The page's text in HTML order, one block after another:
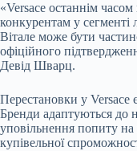
«Versace останнім часом
конкурентам у
Вітале може бути
офіційного
Девід Шварц.
Перестановки у Versace
Бренди адаптуються до
уповільнення попиту
купівельної